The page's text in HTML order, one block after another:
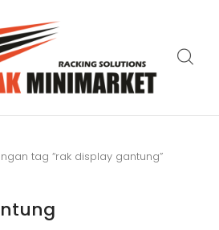
tag “rak display gantung”